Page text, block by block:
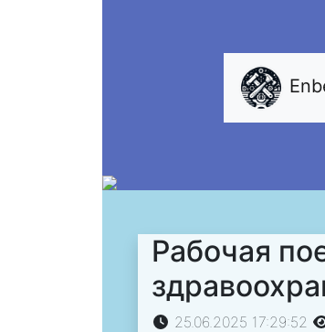
Рабочая
25.06.2025 17:29:52